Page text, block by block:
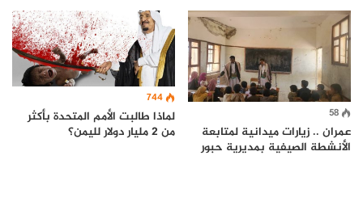
58
عمران .. زيارات ميدانية لمتابعة
الأنشطة الصيفية بمديرية حبور
744
لماذا طالبت الأمم المتحدة بأكثر
من 2 مليار دولار لليمن؟